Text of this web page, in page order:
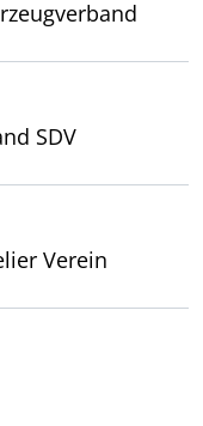
SDV
Verein